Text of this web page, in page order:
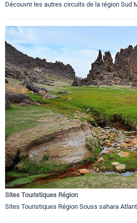
Découvrir les autres circuits de la région Sud
Sites Touristiques Région
Sites Touristiques Région Souss sahara